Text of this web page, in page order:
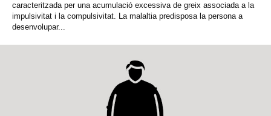
caracteritzada per una acumulació excessiva de greix associada a la
impulsivitat i la compulsivitat. La malaltia predisposa la persona a
desenvolupar...